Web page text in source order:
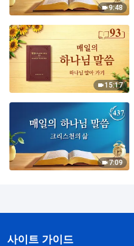
9:48
15:17
7:09
사이트 가이드